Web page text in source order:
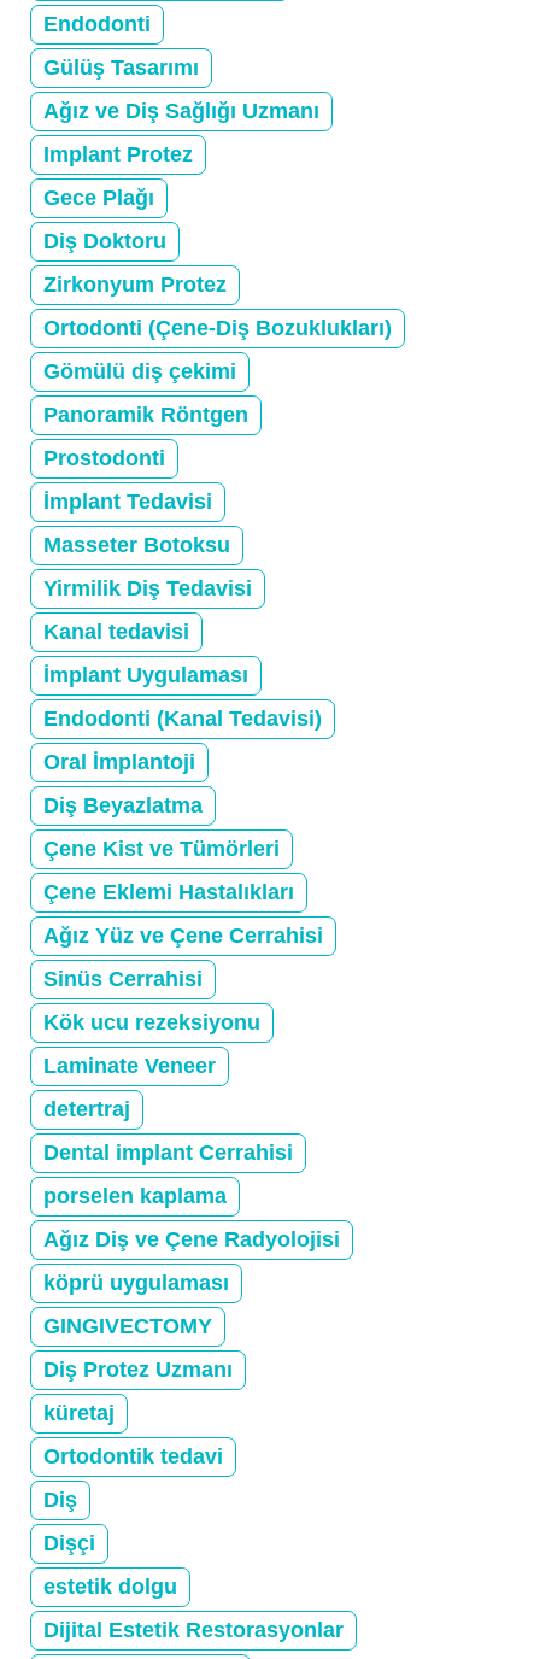
Endodonti
Gülüş Tasarımı
Ağız ve Diş Sağlığı Uzmanı
Implant Protez
Gece Plağı
Diş Doktoru
Zirkonyum Protez
Ortodonti (Çene-Diş Bozuklukları)
Gömülü diş çekimi
Panoramik Röntgen
Prostodonti
İmplant Tedavisi
Masseter Botoksu
Yirmilik Diş Tedavisi
Kanal tedavisi
İmplant Uygulaması
Endodonti (Kanal Tedavisi)
Oral İmplantoji
Diş Beyazlatma
Çene Kist ve Tümörleri
Çene Eklemi Hastalıkları
Ağız Yüz ve Çene Cerrahisi
Sinüs Cerrahisi
Kök ucu rezeksiyonu
Laminate Veneer
detertraj
Dental implant Cerrahisi
porselen kaplama
Ağız Diş ve Çene Radyolojisi
köprü uygulaması
GINGIVECTOMY
Diş Protez Uzmanı
küretaj
Ortodontik tedavi
Diş
Dişçi
estetik dolgu
Dijital Estetik Restorasyonlar